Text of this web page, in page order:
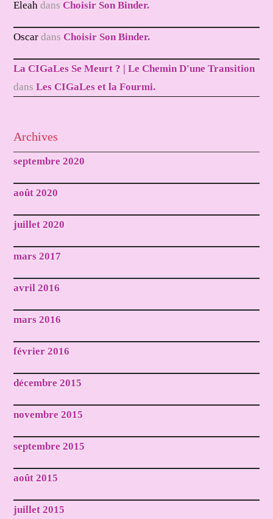
Eleah dansChoisir Son Binder.
Oscar dansChoisir Son Binder.
La CIGaLes Se Meurt ? | Le Chemin D'une Transition
dansLes CIGaLes et la Fourmi.
Archives
septembre 2020
août 2020
juillet 2020
mars 2017
avril 2016
mars 2016
février 2016
décembre 2015
novembre 2015
septembre 2015
août 2015
juillet 2015